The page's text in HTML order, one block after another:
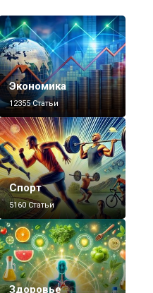
Экономика
12355 Статьи
Спорт
5160 Статьи
Здоровье